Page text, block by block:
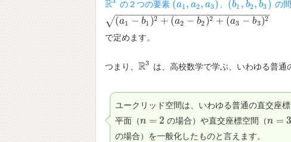
R
R3 の２つの要素 (a1 , a2, a3)
(a1 ,a2,a 3) 、 (b1 , b2, b3 )
(b1 ,b2,b3) の
(a1 − b1 )2 + (a2 − b2 )2 + (a3 − b3)2
− −
−−−−−−−−−−−−−−−−−−−−−−−−−−
√
(a1−b )2 +(a2−b2 )2+ a3 −b 3) 2
で定めます。
つまり、 R3
R3 は、高校数学で学ぶ、いわゆる普通
ユークリッド空間は、いわゆる普通の直交座標
平面（n = 2
n= 2 の場合）や直交座標空間（n = 3
n=3
の場合）を一般化したものと言えます。